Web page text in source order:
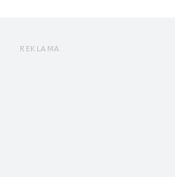
REKLAMA